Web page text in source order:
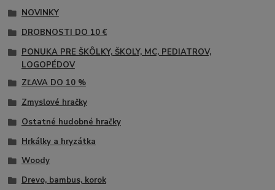
NOVINKY
DROBNOSTI DO 10 €
PONUKA PRE ŠKÔLKY, ŠKOLY, MC, PEDIATROV,
LOGOPÉDOV
ZĽAVA DO 10 %
Zmyslové hračky
Ostatné hudobné hračky
Hrkálky a hryzátka
Woody
Drevo, bambus, korok